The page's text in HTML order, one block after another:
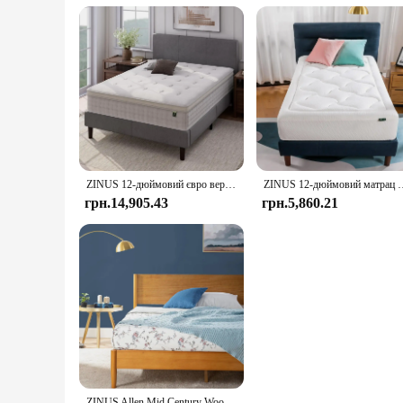
ZINUS 12-дюймовий євро верхній кишеньковий пружинний гібридний матрац, Queen, скидання тиску, кишенькові внутрішні пружини для ізоляції руху, матрац
грн.14,905.43
ZINUS 12-дюймовий матрац Cloud Memory
грн.5,860.21